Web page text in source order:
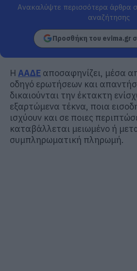
Ανακαλύψτε περισσότερα άρθρα
αναζήτησης
Προσθήκη του evima.gr
Η ΑΑΔΕ αποσαφηνίζει, μέσα
οδηγό ερωτήσεων και
δικαιούνται την έκτακτη
εξαρτώμενα τέκνα, ποια
ισχύουν και σε ποιες
καταβάλλεται μειωμένο ή
συμπληρωματική πληρωμή.